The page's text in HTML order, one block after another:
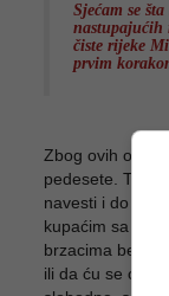
Sjećam se
nastupajućih
čiste rijeke
prvim
Zbog ovih
pedesete.
navesti i do
kupaćim sa
brzacima bez
ili da ću se